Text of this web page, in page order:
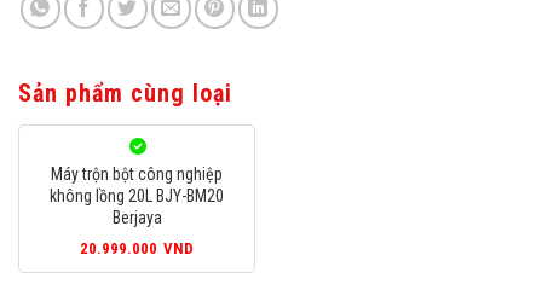
Sản phẩm cùng loại
Máy trộn bột công nghiệp
không lồng 20L BJY-BM20
Berjaya
20.999.000 VND